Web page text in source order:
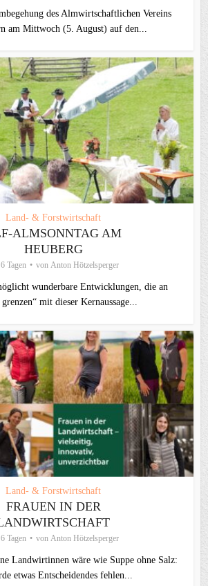
des Almwirtschaftlichen Vereins
am Mittwoch (5. August) auf den...
Land- & Forstwirtschaft
ALMSONNTAG AM
HEUBERG
Tagen von Anton Hötzelsperger
wunderbare Entwicklungen, die an
mit dieser Kernaussage...
Land- & Forstwirtschaft
FRAUEN IN DER
Tagen von Anton Hötzelsperger
Landwirtinnen wäre wie Suppe ohne Salz:
etwas Entscheidendes fehlen...